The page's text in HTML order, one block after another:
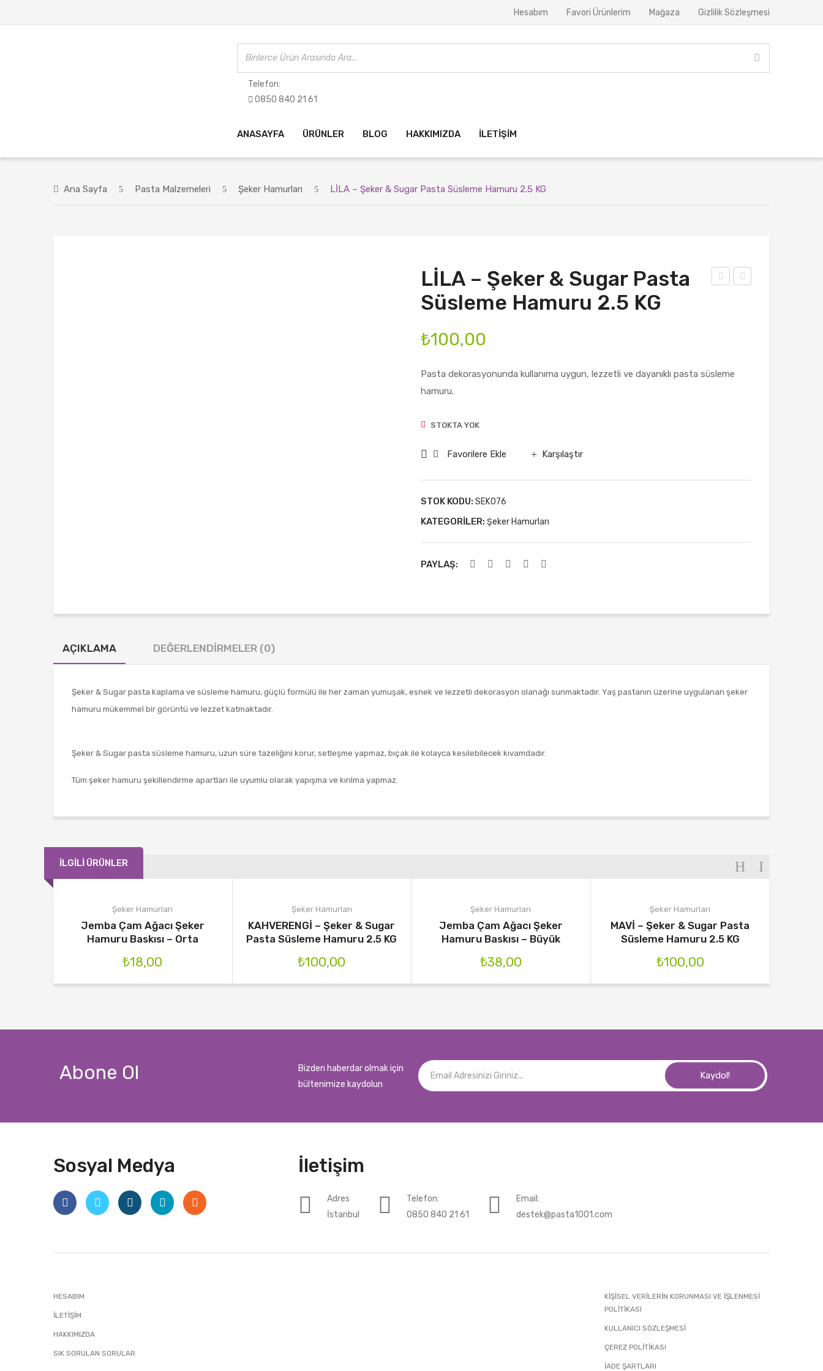
Hesabım Favori Ürünlerim Mağaza Gizlilik Sözleşmesi
Telefon:
0850 840 21 61
ANASAYFA ÜRÜNLER BLOG HAKKIMIZDA İLETIŞIM
Ana Sayfa Pasta Malzemeleri Şeker Hamurları LİLA – Şeker & Sugar Pasta Süsleme Hamuru 2.5 KG
Sug
e
Ha
LİLA – Şeker & Sugar Pasta
Süsleme Hamuru 2.5 KG
₺100,00
Pasta dekorasyonunda kullanıma uygun, lezzetli ve dayanıklı pasta süsleme
hamuru.
STOKTA YOK
Favorilere Ekle Karşılaştır
STOK KODU: SEK076
KATEGORILER: Şeker Hamurları
PAYLAŞ:
AÇIKLAMA DEĞERLENDIRMELER (0)
Şeker & Sugar pasta kaplama ve süsleme hamuru, güçlü formülü ile her zaman yumuşak, esnek ve lezzetli dekorasyon olanağı sunmaktadır. Yaş pastanın üzerine uygulanan şeker
hamuru mükemmel bir görüntü ve lezzet katmaktadır.
Şeker & Sugar pasta süsleme hamuru, uzun süre tazeliğini korur, setleşme yapmaz, bıçak ile kolayca kesilebilecek kıvamdadır.
Tüm şeker hamuru şekillendirme apartları ile uyumlu olarak yapışma ve kırılma yapmaz.
İLGILI ÜRÜNLER
Şeker Hamurları
Jemba Çam Ağacı Şeker
Hamuru Baskısı – Orta
₺18,00
Şeker Hamurları
KAHVERENGİ – Şeker & Sugar
Pasta Süsleme Hamuru 2.5 KG
₺100,00
Şeker Hamurları
Jemba Çam Ağacı Şeker
Hamuru Baskısı – Büyük
₺38,00
Şeker Hamurları
MAVİ – Şeker & Sugar Pasta
Süsleme Hamuru 2.5 KG
₺100,00
Abone Ol
Bizden haberdar olmak için
bültenimize kaydolun
Kaydol!
Sosyal Medya İletişim
Adres
İstanbul
Telefon:
0850 840 21 61
Email:
destek@pasta1001.com
HESABIM
İLETIŞIM
HAKKIMIZDA
SIK SORULAN SORULAR
KİŞİSEL VERİLERİN KORUNMASI VE İŞLENMESİ
POLİTİKASI
KULLANICI SÖZLEŞMESİ
ÇEREZ POLİTİKASI
İADE ŞARTLARI